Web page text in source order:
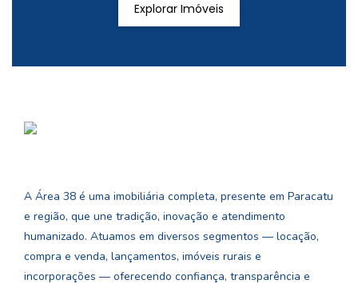
Explorar Imóveis
A Área 38 é uma imobiliária completa, presente em Paracatu
e região, que une tradição, inovação e atendimento
humanizado. Atuamos em diversos segmentos — locação,
compra e venda, lançamentos, imóveis rurais e
incorporações — oferecendo confiança, transparência e